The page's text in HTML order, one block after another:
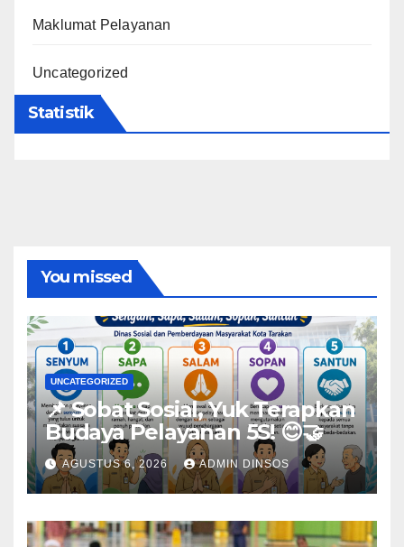
Maklumat Pelayanan
Uncategorized
Statistik
You missed
UNCATEGORIZED
📌 Sobat Sosial, Yuk Terapkan
Budaya Pelayanan 5S! 😊🤝
AGUSTUS 6, 2026 ADMIN DINSOS